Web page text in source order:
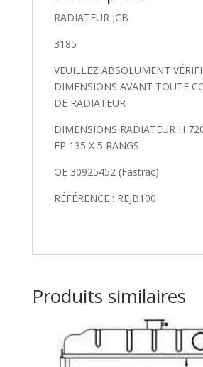
RADIATEUR JCB
3185
VEUILLEZ ABSOLUMENT
DIMENSIONS AVANT TOUTE
DE RADIATEUR
DIMENSIONS RADIATEUR H
EP 135 X 5 RANGS
OE 30925452 (Fastrac)
RÉFÉRENCE : REJB100
Produits similaires